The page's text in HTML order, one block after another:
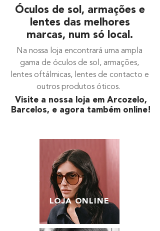
​Óculos de sol, armações e
lentes das melhores
marcas, num só local.
Na nossa loja encontrará uma ampla
gama de óculos de sol, armações,
lentes oftálmicas, lentes de contacto e
outros produtos óticos.
Visite a nossa loja em Arcozelo,
Barcelos, e agora também online!
LOJA ONLINE